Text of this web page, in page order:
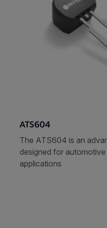
ATS604
The ATS604 is an
designed for
applications